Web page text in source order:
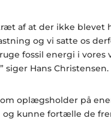
af at der ikke blevet
og vi satte os
fossil energi i vores
siger Hans Christensen.
oplægsholder på
og kunne fortælle de